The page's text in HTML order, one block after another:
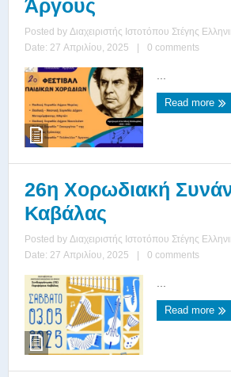
Άργους
Posted by Διαχειριστής Ιστοτόπου Στέγης
Date: 27 Απριλίου, 2025
| 0 comments
Read more
26η Χορωδιακή
Καβάλας
Posted by Διαχειριστής Ιστοτόπου Στέγης
Date: 27 Απριλίου, 2025
| 0 comments
Read more